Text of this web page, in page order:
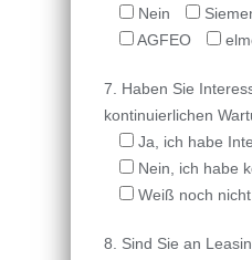
Nein
AGFEO
7. Haben Sie
kontinuierlichen
Ja, ich habe
Nein, ich habe
Weiß noch nicht
8. Sind Sie an